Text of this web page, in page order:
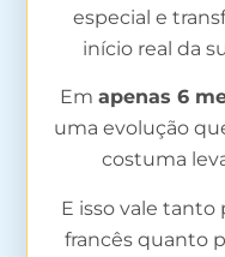
especial e
início real da
Em apenas 6
uma evolução
costuma
E isso vale
francês quanto